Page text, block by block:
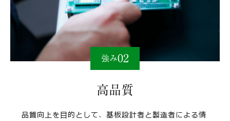
強み02
⾼品質
品質向上を⽬的として、基板設計者と製造者による情